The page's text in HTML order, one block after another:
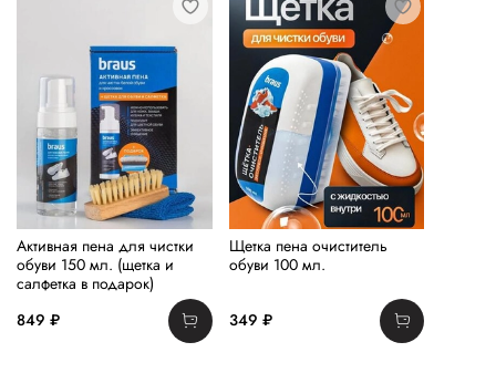
Активная пена для чистки
обуви 150 мл. (щетка и
салфетка в подарок)
849 ₽
Щетка пена очиститель
обуви 100 мл.
349 ₽